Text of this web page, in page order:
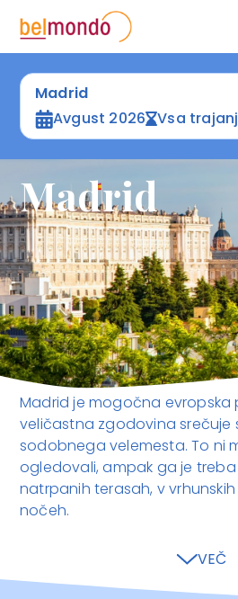
Madrid
Avgust 2026 Vsa
Madrid
Madrid je mogočna evropska
veličastna zgodovina srečuje
sodobnega velemesta. To ni
ogledovali, ampak ga je
natrpanih terasah, v
nočeh.
VEČ